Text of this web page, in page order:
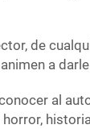
de
a
al